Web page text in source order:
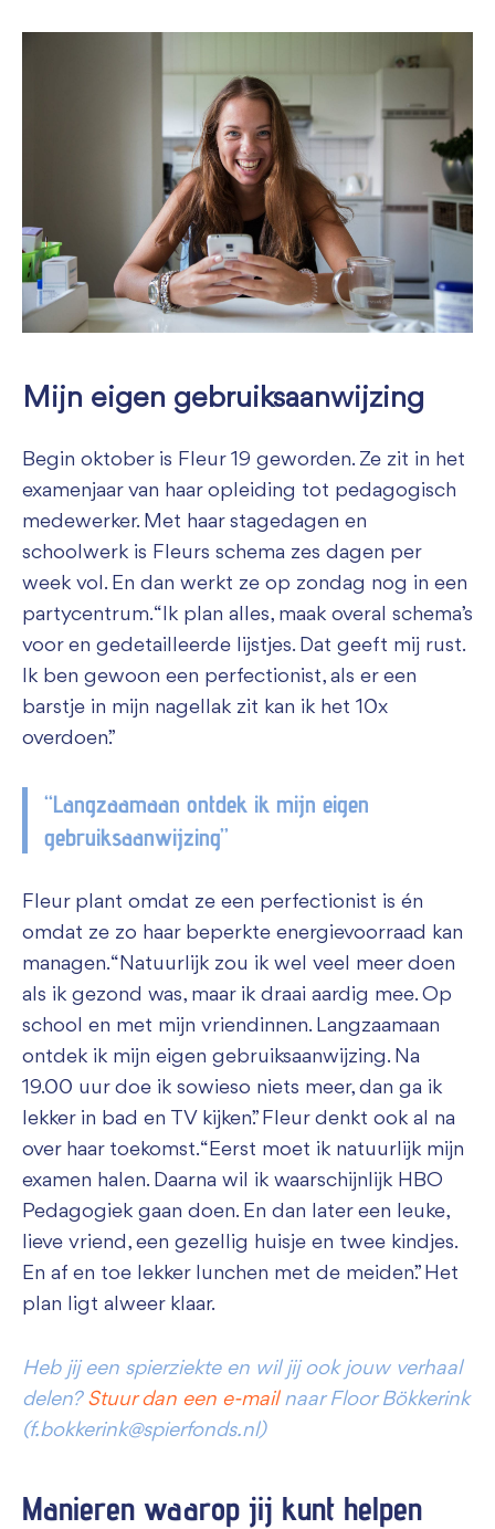
Mijn eigen gebruiksaanwijzing
Begin oktober is Fleur 19 geworden. Ze zit in het
examenjaar van haar opleiding tot pedagogisch
medewerker. Met haar stagedagen en
schoolwerk is Fleurs schema zes dagen per
week vol. En dan werkt ze op zondag nog in een
partycentrum. “Ik plan alles, maak overal schema’s
voor en gedetailleerde lijstjes. Dat geeft mij rust.
Ik ben gewoon een perfectionist, als er een
barstje in mijn nagellak zit kan ik het 10x
overdoen.”
“Langzaamaan ontdek ik mijn eigen
gebruiksaanwijzing”
Fleur plant omdat ze een perfectionist is én
omdat ze zo haar beperkte energievoorraad kan
managen. “Natuurlijk zou ik wel veel meer doen
als ik gezond was, maar ik draai aardig mee. Op
school en met mijn vriendinnen. Langzaamaan
ontdek ik mijn eigen gebruiksaanwijzing. Na
19.00 uur doe ik sowieso niets meer, dan ga ik
lekker in bad en TV kijken.” Fleur denkt ook al na
over haar toekomst. “Eerst moet ik natuurlijk mijn
examen halen. Daarna wil ik waarschijnlijk HBO
Pedagogiek gaan doen. En dan later een leuke,
lieve vriend, een gezellig huisje en twee kindjes.
En af en toe lekker lunchen met de meiden.” Het
plan ligt alweer klaar.
Heb jij een spierziekte en wil jij ook jouw verhaal
delen? Stuur dan een e-mailnaar Floor Bökkerink
(f.bokkerink@spierfonds.nl)
Manieren waarop jij kunt helpen